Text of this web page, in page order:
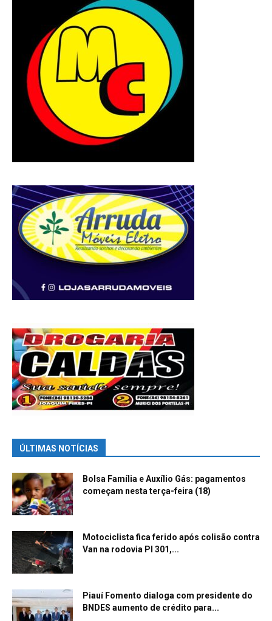
ÚLTIMAS NOTÍCIAS
Bolsa Família e Auxílio Gás: pagamentos
começam nesta terça-feira (18)
Motociclista fica ferido após colisão contra
Van na rodovia PI 301,...
Piauí Fomento dialoga com presidente do
BNDES aumento de crédito para...